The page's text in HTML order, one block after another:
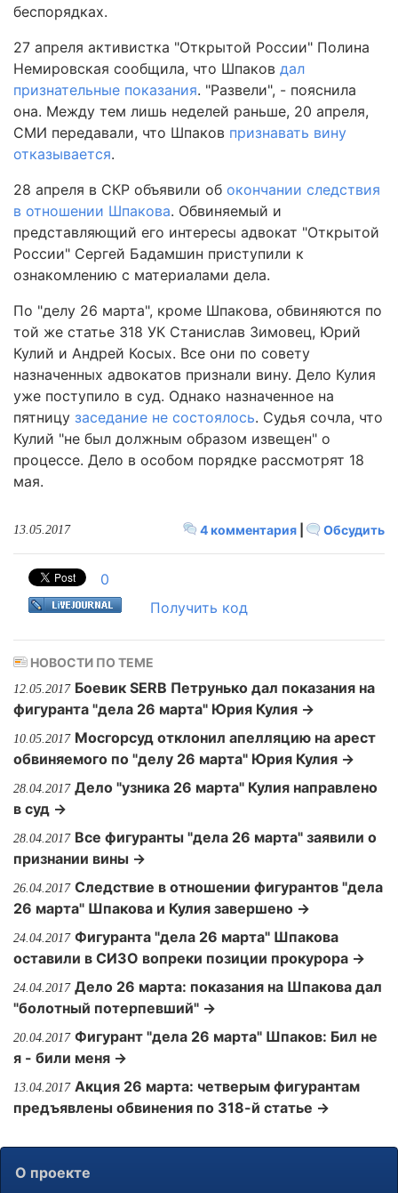
беспорядках.
27 апреля активистка "Открытой России" Полина
Немировская сообщила, что Шпаков дал
признательные показания. "Развели", - пояснила
она. Между тем лишь неделей раньше, 20 апреля,
СМИ передавали, что Шпаков признавать вину
отказывается.
28 апреля в СКР объявили об окончании следствия
в отношении Шпакова. Обвиняемый и
представляющий его интересы адвокат "Открытой
России" Сергей Бадамшин приступили к
ознакомлению с материалами дела.
По "делу 26 марта", кроме Шпакова, обвиняются по
той же статье 318 УК Станислав Зимовец, Юрий
Кулий и Андрей Косых. Все они по совету
назначенных адвокатов признали вину. Дело Кулия
уже поступило в суд. Однако назначенное на
пятницу заседание не состоялось. Судья сочла, что
Кулий "не был должным образом извещен" о
процессе. Дело в особом порядке рассмотрят 18
мая.
4 комментария Обсудить
13.05.2017
0
Получить код
НОВОСТИ ПО ТЕМЕ
12.05.2017 Боевик SERB Петрунько дал показания на
фигуранта "дела 26 марта" Юрия Кулия →
10.05.2017 Мосгорсуд отклонил апелляцию на арест
обвиняемого по "делу 26 марта" Юрия Кулия →
28.04.2017 Дело "узника 26 марта" Кулия направлено
в суд →
28.04.2017 Все фигуранты "дела 26 марта" заявили о
признании вины →
26.04.2017 Следствие в отношении фигурантов "дела
26 марта" Шпакова и Кулия завершено →
24.04.2017 Фигуранта "дела 26 марта" Шпакова
оставили в СИЗО вопреки позиции прокурора →
24.04.2017 Дело 26 марта: показания на Шпакова дал
"болотный потерпевший" →
20.04.2017 Фигурант "дела 26 марта" Шпаков: Бил не
я - били меня →
13.04.2017 Акция 26 марта: четверым фигурантам
предъявлены обвинения по 318-й статье →
О проекте